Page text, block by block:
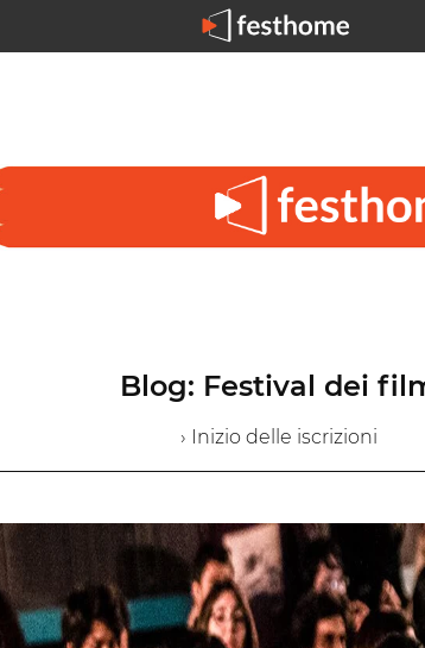
Blog: Festival dei
› Inizio delle iscrizioni